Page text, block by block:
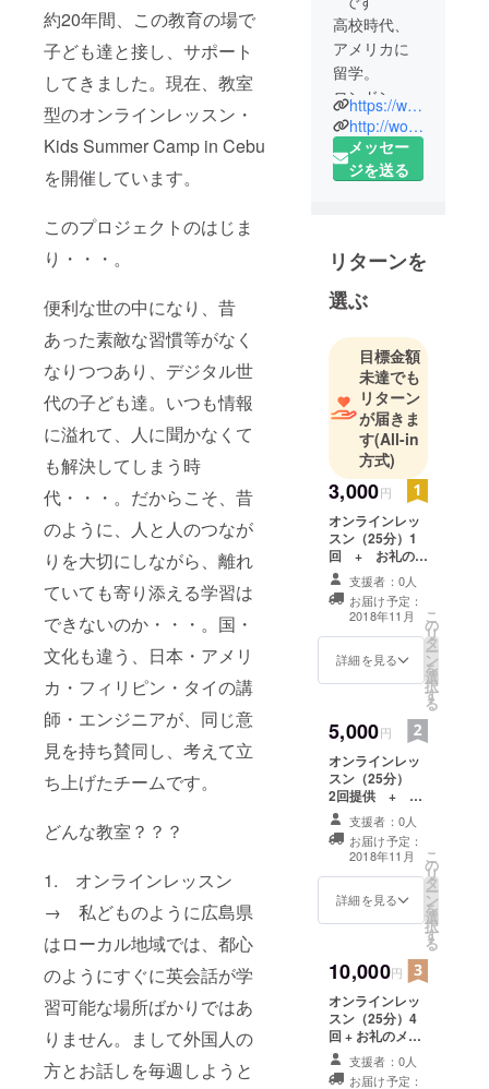
約20年間、この教育の場で
子ども達と接し、サポート
してきました。現在、教室
型のオンラインレッスン・
Kids Summer Camp in Cebu
を開催しています。
このプロジェクトのはじま
り・・・。
便利な世の中になり、昔
あった素敵な習慣等がなく
なりつつあり、デジタル世
代の子ども達。いつも情報
に溢れて、人に聞かなくて
も解決してしまう時
代・・・。だからこそ、昔
のように、人と人のつなが
りを大切にしながら、離れ
ていても寄り添える学習は
できないのか・・・。国・
文化も違う、日本・アメリ
カ・フィリピン・タイの講
師・エンジニアが、同じ意
見を持ち賛同し、考えて立
ち上げたチームです。
どんな教室？？？
1. オンラインレッスン
→ 私どものように広島県
はローカル地域では、都心
のようにすぐに英会話が学
習可能な場所ばかりではあ
りません。まして外国人の
方とお話しを毎週しようと
高校時代、
アメリカに
留学。
ロンドン大
学卒業後、
ＷＯＫＷＯ
Ｋを開校。
山市立小学
校英語非常
勤講師等に
携わる。
現在に至る
https://wokwok.info/
http://wokwok.ciao.jp/
メッセー
ジを送る
リターンを
選ぶ
目標金額
未達でも
リターン
が届きま
す(All-in
方式)
3,000円
オンラインレッ
スン（25分）1
回 + お礼の
メッセージ
支援者：0人
お届け予定：
2018年11月
詳細を見る
こ
の
リ
タ
ー
ン
を
選
択
す
る
5,000円
オンラインレッ
スン（25分）
2回提供 + お
礼のメッセージ
支援者：0人
お届け予定：
2018年11月
詳細を見る
こ
の
リ
タ
ー
ン
を
選
択
す
る
10,000円
オンラインレッ
スン（25分）4
回 + お礼のメッ
セージ支援者：0人
お届け予定：